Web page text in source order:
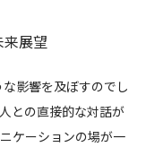
展望
影響を及ぼすのでし
との直接的な対話が
ケーションの場が一